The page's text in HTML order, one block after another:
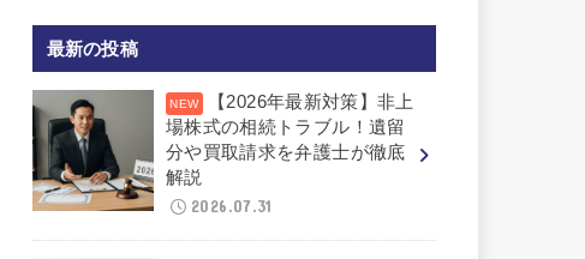
最新の投稿
【2026年最新対策】非上
場株式の相続トラブル！遺留
分や買取請求を弁護士が徹底
解説
2026.07.31